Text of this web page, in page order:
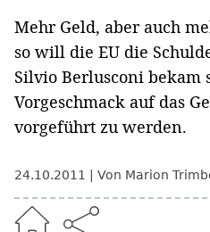
Mehr Geld, aber auch
so will die EU die
Silvio Berlusconi bekam
Vorgeschmack auf das
vorgeführt zu werden.
24.10.2011 Von Marion